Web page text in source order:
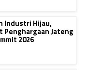
Industri Hijau,
Penghargaan Jateng
2026